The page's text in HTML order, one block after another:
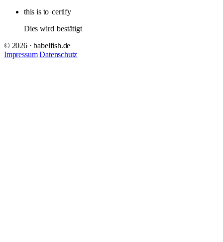
this is to certify
Dies wird bestätigt
© 2026 · babelfish.de
Impressum Datenschutz